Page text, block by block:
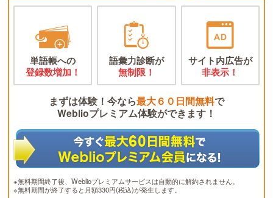
単語帳への
登録数増加！
語彙力診断が
無制限！
サイト内広告が
非表示！
まずは体験！今なら最大６０日間無料で
Weblioプレミアム体験ができます！
※無料期間終了後、Weblioプレミアムサービスは自動的に解約されません。
※無料期間が終了すると月額330円(税込)が発生します。